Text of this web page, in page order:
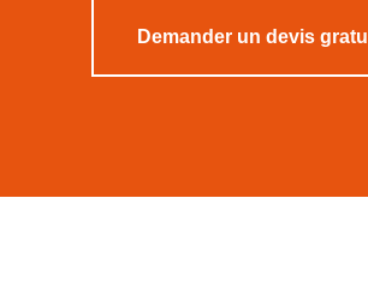
Demander un devis